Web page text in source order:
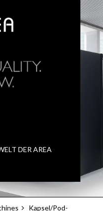
DER AREA
Kapsel/Pod-